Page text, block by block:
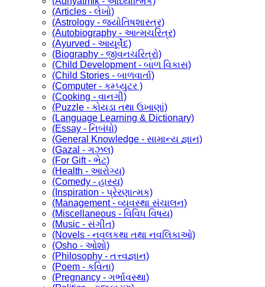
(Articles - લેખો)
(Astrology - જ્યોતિષશાસ્ત્ર)
(Autobiography - આત્મચરિત્ર)
(Ayurved - આયૂર્વેદ)
(Biography - જીવનચરિત્રો)
(Child Development - બાળ વિકાસ)
(Child Stories - બાળવાર્તા)
(Computer - કમ્પ્યુટર )
(Cooking - વાનગી)
(Puzzle - કોયડા તથા ઉખાણાં)
(Language Learning & Dictionary)
(Essay - નિબંધો)
(General Knowledge - સામાન્ય જ્ઞાન)
(Gazal - ગઝલ)
(For Gift - ભેટ)
(Health - આરોગ્ય)
(Comedy - હાસ્ય)
(Inspiration - પ્રેરણાત્મક)
(Management - વ્યવસ્થા સંચાલન)
(Miscellaneous - વિવિધ વિષય)
(Music - સંગીત)
(Novels - નવલકથા તથા નવલિકાઓ)
(Osho - ઓશો)
(Philosophy - તત્ત્વજ્ઞાન)
(Poem - કવિતા)
(Pregnancy - ગર્ભાવસ્થા)